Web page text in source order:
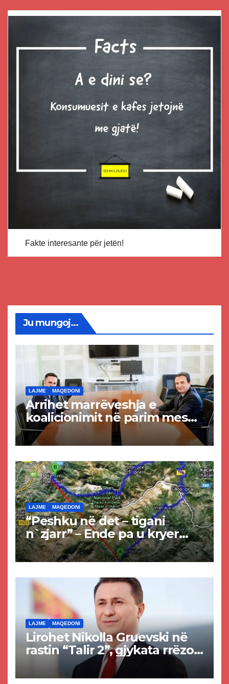
Fakte interesante për jetën!
Ju mungoj...
LAJME MAQEDONI
Arrihet marrëveshja e
koalicionimit në parim mes
Kurtit dhe Abdixhikut
LAJME MAQEDONI
“Peshku në det – tigani
n`zjarr” – Ende pa u kryer
projekti i tunelit, komuna e
Tetovës nis punimet për
LAJME MAQEDONI
Lirohet Nikolla Gruevski në
rastin “Talir 2”, gjykata rrëzon
akuzat për ndërtimin e
paligjshëm të selisë së